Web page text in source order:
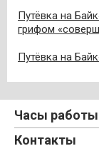
Путёвка на
грифом
Путёвка на
Часы работы
Контакты